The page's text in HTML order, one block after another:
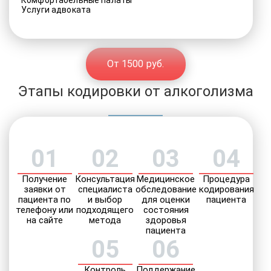
Услуги адвоката
От 1500 руб.
Этапы кодировки от алкоголизма
01
Получение
заявки от
пациента по
телефону или
на сайте
02
Консультация
специалиста
и выбор
подходящего
метода
03
Медицинское
обследование
для оценки
состояния
здоровья
пациента
04
Процедура
кодирования
пациента
05 06